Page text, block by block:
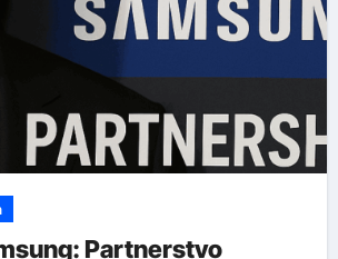
Partnerstvo